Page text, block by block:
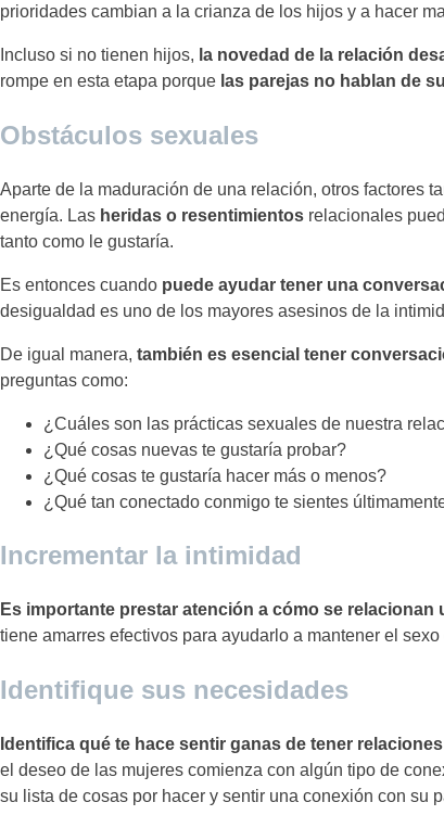
prioridades cambian a la crianza de los hijos y a hacer
Incluso si no tienen hijos, la novedad de la relación
rompe en esta etapa porque las parejas no hablan de
Obstáculos sexuales
Aparte de la maduración de una relación, otros factores
energía. Las heridas o resentimientos relacionales
tanto como le gustaría.
Es entonces cuando puede ayudar tener una
desigualdad es uno de los mayores asesinos de la
De igual manera, también es esencial tener
preguntas como:
¿Cuáles son las prácticas sexuales de nuestra
¿Qué cosas nuevas te gustaría probar?
¿Qué cosas te gustaría hacer más o menos?
¿Qué tan conectado conmigo te sientes
Incrementar la intimidad
Es importante prestar atención a cómo se
tiene amarres efectivos para ayudarlo a mantener el
Identifique sus necesidades
Identifica qué te hace sentir ganas de tener
el deseo de las mujeres comienza con algún tipo de
su lista de cosas por hacer y sentir una conexión con su